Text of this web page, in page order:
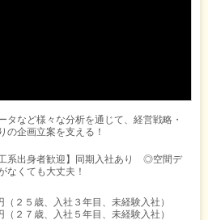
タなど様々な分析を通じて、経営戦略・
の企画立案を支える！
工系出身者歓迎】同期入社あり ◎空間デ
なくても大丈夫！
２５歳、入社３年目、未経験入社）
２７歳、入社５年目、未経験入社）